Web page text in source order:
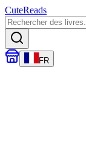
CuteReads
FR